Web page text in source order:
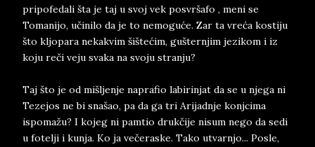
pripofedali šta je taj u svoj vek posvršafo , meni se
Tomanijo, učinilo da je to nemoguće. Zar ta vreća kostiju
što kljopara nekakvim šištećim, gušternjim jezikom i iz
koju reči veju svaka na svoju stranju?
Taj što je od mišljenje naprafio labirinjat da se u njega ni
Tezejos ne bi snašao, pa da ga tri Arijadnje konjcima
ispomažu? I kojeg ni pamtio drukčije nisum nego da sedi
u fotelji i kunja. Ko ja večeraske. Tako utvarnjo... Posle,